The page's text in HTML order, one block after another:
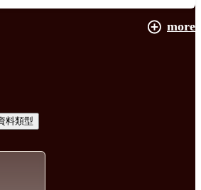
more
料類型